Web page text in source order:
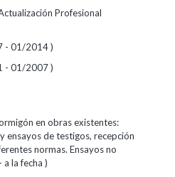
Profesional
- 01/2014 )
- 01/2007 )
en obras existentes:
ensayos de testigos, recepción
normas. Ensayos no
la fecha )